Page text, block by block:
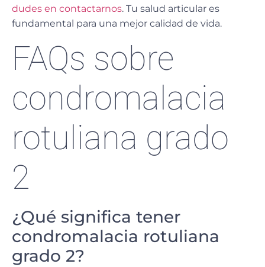
dudes en contactarnos. Tu salud articular es
fundamental para una mejor calidad de vida.
FAQs sobre
condromalacia
rotuliana grado
2
¿Qué significa tener
condromalacia rotuliana
grado 2?